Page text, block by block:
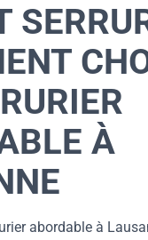
À
abordable à